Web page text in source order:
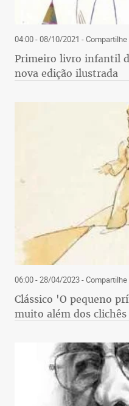
04:00 - 08/10/2021 - Compartilhe
Primeiro livro infantil
nova edição ilustrada
06:00 - 28/04/2023- Compartilhe
Clássico 'O pequeno
muito além dos clichês